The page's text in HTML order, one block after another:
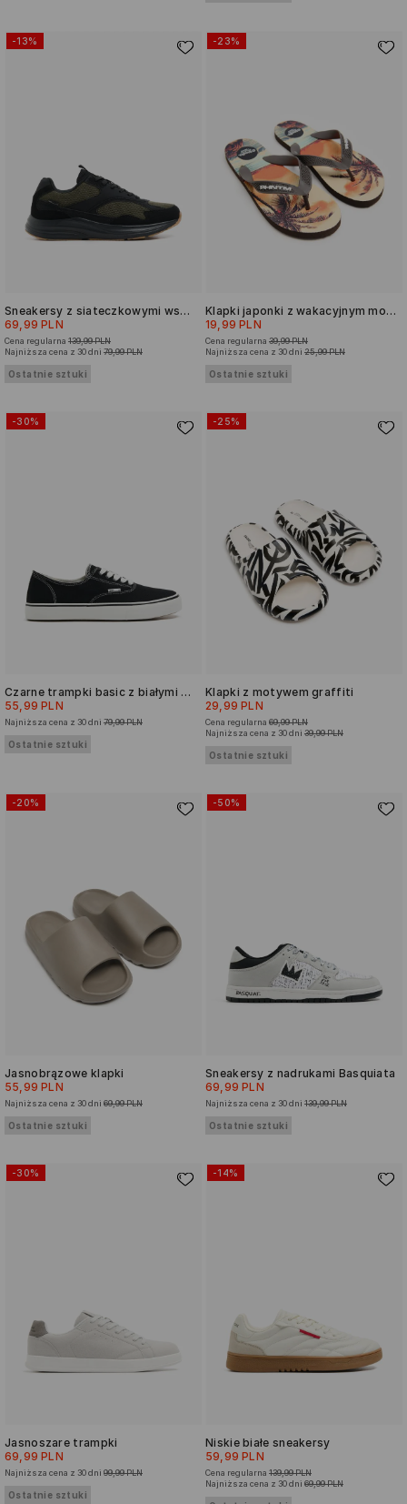
-13%
Sneakersy z siateczkowymi wstawkami
69,99 PLN
Cena regularna 139,99 PLN
Najniższa cena z 30 dni 79,99 PLN
Ostatnie sztuki
-23%
Klapki japonki z wakacyjnym motywem
19,99 PLN
Cena regularna 39,99 PLN
Najniższa cena z 30 dni 25,99 PLN
Ostatnie sztuki
-30%
Czarne trampki basic z białymi podeszwami
55,99 PLN
Najniższa cena z 30 dni 79,99 PLN
Ostatnie sztuki
-25%
Klapki z motywem graffiti
29,99 PLN
Cena regularna 69,99 PLN
Najniższa cena z 30 dni 39,99 PLN
Ostatnie sztuki
-20%
Jasnobrązowe klapki
55,99 PLN
Najniższa cena z 30 dni 69,99 PLN
Ostatnie sztuki
-50%
Sneakersy z nadrukami Basquiata
69,99 PLN
Najniższa cena z 30 dni 139,99 PLN
Ostatnie sztuki
-30%
Jasnoszare trampki
69,99 PLN
Najniższa cena z 30 dni 99,99 PLN
Ostatnie sztuki
-14%
Niskie białe sneakersy
59,99 PLN
Cena regularna 139,99 PLN
Najniższa cena z 30 dni 69,99 PLN